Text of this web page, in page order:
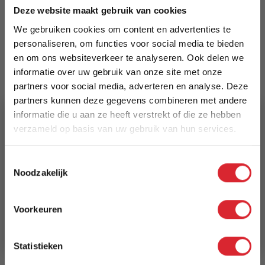
Deze website maakt gebruik van cookies
We gebruiken cookies om content en advertenties te
personaliseren, om functies voor social media te bieden
en om ons websiteverkeer te analyseren. Ook delen we
informatie over uw gebruik van onze site met onze
partners voor social media, adverteren en analyse. Deze
partners kunnen deze gegevens combineren met andere
informatie die u aan ze heeft verstrekt of die ze hebben
verzameld op basis van uw gebruik van hun services.
Noodzakelijk
Voorkeuren
Statistieken
Schrijf uw eigen review
MySons
EAN
8720926548166
Prijs
€ 149,00
3 tot 5 werkdagen